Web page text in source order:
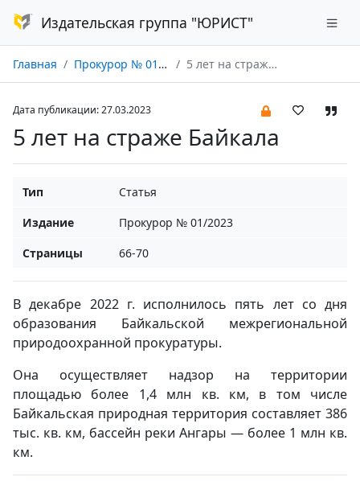
Издательская группа "ЮРИСТ"
Главная Прокурор № 01/2023 5 лет на страже Байкала
Дата публикации: 27.03.2023
5 лет на страже Байкала
Тип
Статья
Издание
Прокурор № 01/2023
Страницы
66-70
В декабре 2022 г. исполнилось пять лет со дня
образования Байкальской межрегиональной
природоохранной прокуратуры.
Она осуществляет надзор на территории
площадью более 1,4 млн кв. км, в том числе
Байкальская природная территория составляет 386
тыс. кв. км, бассейн реки Ангары — более 1 млн кв.
км.